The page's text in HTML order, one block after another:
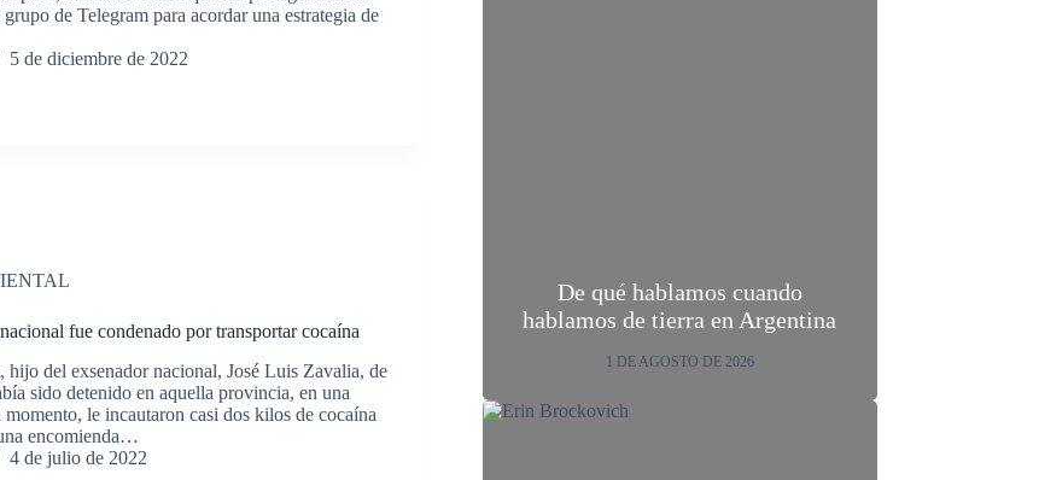
de Telegram para acordar una estrategia de
5 de diciembre de 2022
fue condenado por transportar cocaína
hijo del exsenador nacional, José Luis Zavalia, de
sido detenido en aquella provincia, en una
le incautaron casi dos kilos de cocaína
encomienda…
4 de julio de 2022
De qué hablamos cuando
hablamos de tierra en Argentina
1 DE AGOSTO DE 2026